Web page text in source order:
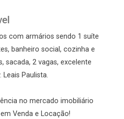
com armários sendo 1 suíte
banheiro social, cozinha e
sacada, 2 vagas, excelente
Paulista.
no mercado imobiliário
Venda e Locação!